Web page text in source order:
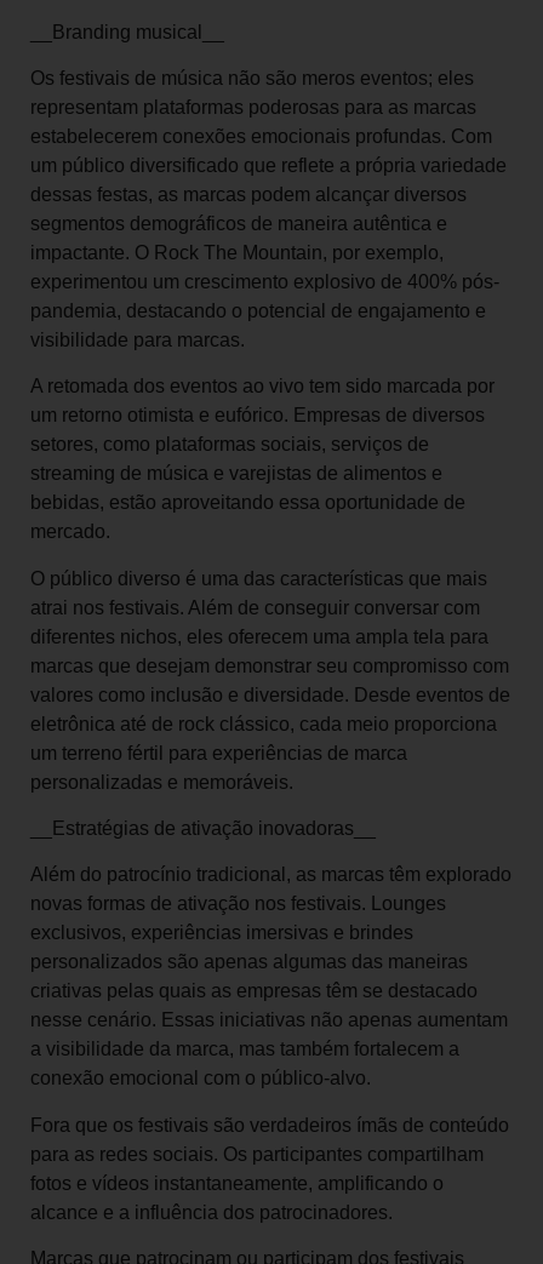
__Branding musical__
Os festivais de música não são meros eventos; eles
representam plataformas poderosas para as marcas
estabelecerem conexões emocionais profundas. Com
um público diversificado que reflete a própria variedade
dessas festas, as marcas podem alcançar diversos
segmentos demográficos de maneira autêntica e
impactante. O Rock The Mountain, por exemplo,
experimentou um crescimento explosivo de 400% pós-
pandemia, destacando o potencial de engajamento e
visibilidade para marcas.
A retomada dos eventos ao vivo tem sido marcada por
um retorno otimista e eufórico. Empresas de diversos
setores, como plataformas sociais, serviços de
streaming de música e varejistas de alimentos e
bebidas, estão aproveitando essa oportunidade de
mercado.
O público diverso é uma das características que mais
atrai nos festivais. Além de conseguir conversar com
diferentes nichos, eles oferecem uma ampla tela para
marcas que desejam demonstrar seu compromisso com
valores como inclusão e diversidade. Desde eventos de
eletrônica até de rock clássico, cada meio proporciona
um terreno fértil para experiências de marca
personalizadas e memoráveis.
__Estratégias de ativação inovadoras__
Além do patrocínio tradicional, as marcas têm explorado
novas formas de ativação nos festivais. Lounges
exclusivos, experiências imersivas e brindes
personalizados são apenas algumas das maneiras
criativas pelas quais as empresas têm se destacado
nesse cenário. Essas iniciativas não apenas aumentam
a visibilidade da marca, mas também fortalecem a
conexão emocional com o público-alvo.
Fora que os festivais são verdadeiros ímãs de conteúdo
para as redes sociais. Os participantes compartilham
fotos e vídeos instantaneamente, amplificando o
alcance e a influência dos patrocinadores.
Marcas que patrocinam ou participam dos festivais